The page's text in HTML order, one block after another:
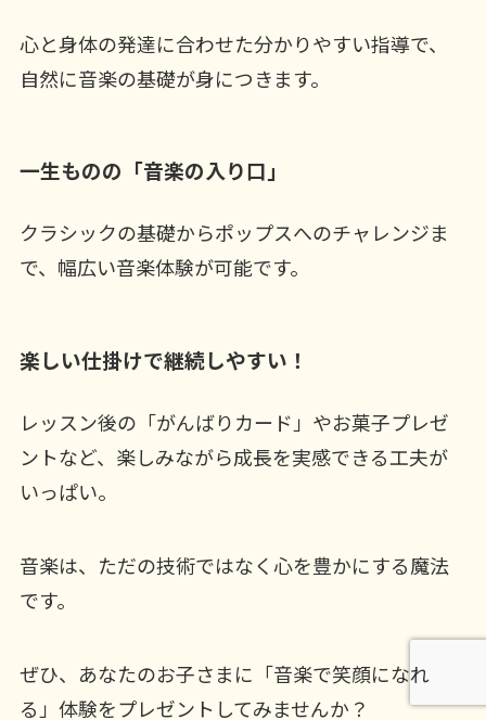
心と身体の発達に合わせた分かりやすい指導で、
自然に音楽の基礎が身につきます。
一生ものの「音楽の入り口」
クラシックの基礎からポップスへのチャレンジま
で、幅広い音楽体験が可能です。
楽しい仕掛けで継続しやすい！
レッスン後の「がんばりカード」やお菓子プレゼ
ントなど、楽しみながら成長を実感できる工夫が
いっぱい。
音楽は、ただの技術ではなく心を豊かにする魔法
です。
ぜひ、あなたのお子さまに「音楽で笑顔になれ
る」体験をプレゼントしてみませんか？